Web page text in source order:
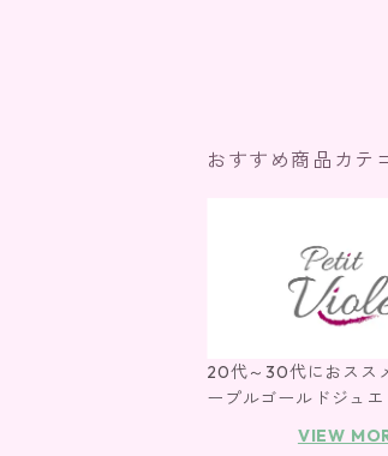
おすすめ商品カテ
20代～30代におスス
ープルゴールドジュエ
VIEW